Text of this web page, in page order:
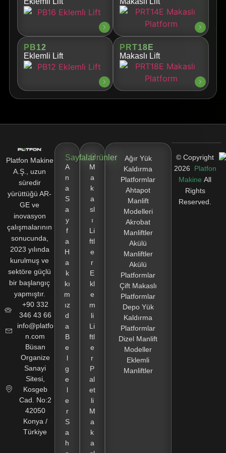
PB12
Eklemli Lift
PRT18E
Makaslı Lift
Platfon Makine
A.Ş., uzun
süredir
yürüttüğü AR-
GE ve
inovasyon
çalışmalarının
sonucunda,
2023 yılında
kurulmuş ve
sektöre güçlü
bir başlangıç
yapmıştır.
+90 332
346 43 66
info@platfo
n.com
Büsan
Organize
Sanayi
Sitesi,
Kosgeb
Cad. No:2
42050
Konya /
Türkiye
Sayfalar
A
n
a
S
a
y
f
a
H
a
k
kı
m
ız
d
a
B
e
l
g
e
l
e
r
S
a
h
Ürünler
M
a
k
a
sl
ı
Li
ftl
e
r
E
kl
e
m
li
Li
ftl
e
r
P
al
et
li
M
a
k
a
Ağır Yük
Kaldırma
Platformlar
Ahtapot
Manlift
Modelleri
Akrobat
Manliftler
Akülü
Manliftler
Akülü
Platformlar
Çift Makaslı
Platformlar
Depo Yük
Kaldırma
Platformlar
Dizel Manlift
Modeller
Eklemli
Manliftler
© Copyright
2026
Platfon
Makine All
Rights
Reserved.